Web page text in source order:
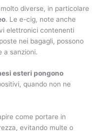
diverse, in particolare
. Le e-cig, note anche
elettronici contenenti
nei bagagli, possono
a sanzioni.
esteri pongono
quando non ne
come portare in
evitando multe o